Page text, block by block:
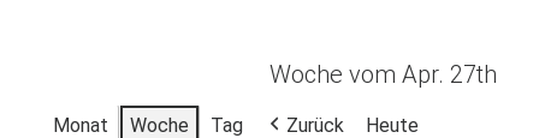
Woche vom Apr. 27th
Monat Woche Tag Zurück Heute